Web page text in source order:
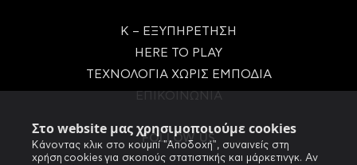
Στο website μας χρησιμοποιούμε cookies
Κάνοντας κλικ στο κουμπί "Αποδοχή", συναινείς στη
χρήση cookies για σκοπούς στατιστικής και μάρκετινγκ. Αν
Κ – ΕΞΥΠΗΡΕΤΗΣΗ
HERE TO PLAY
ΤΕΧΝΟΛΟΓΙΑ ΧΩΡΙΣ ΕΜΠΟΔΙΑ
FOLLOW US